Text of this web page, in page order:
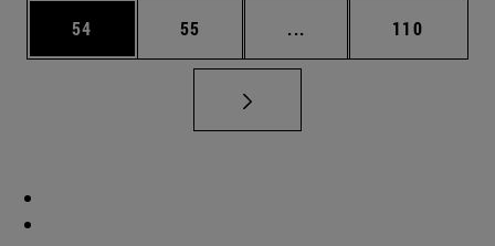
Página
54 Página
55 ... Páginas intermedias
Página
110